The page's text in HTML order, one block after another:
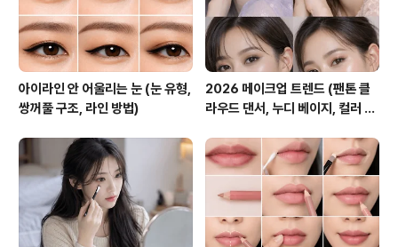
아이라인 안 어울리는 눈 (눈 유형,
쌍꺼풀 구조, 라인 방법)
2026 메이크업 트렌드 (팬톤 클
라우드 댄서, 누디 베이지, 컬러 전